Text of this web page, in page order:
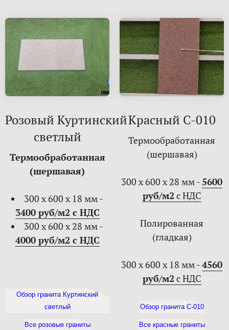
Розовый Куртинский
светлый
Термообработанная
(шершавая)
300 х 600 х 18 мм -
3400 руб/м2 с НДС
300 х 600 х 28 мм -
4000 руб/м2 с НДС
Обзор гранита Куртинский
светлый
Все розовые граниты
Красный С-010
Термообработанная
(шершавая)
300 х 600 х 28 мм -5600
руб/м2 с НДС
Полированная
(гладкая)
300 х 600 х 18 мм -4560
руб/м2 с НДС
Обзор гранита С-010
Все красные граниты